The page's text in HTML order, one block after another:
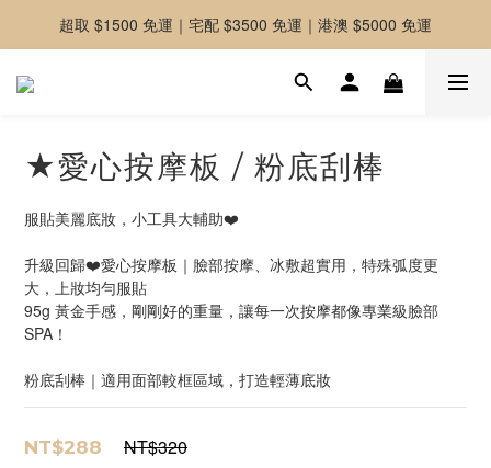
-好友募集中-加入官方LINE好友獲取優惠券
超取 $1500 免運｜宅配 $3500 免運｜港澳 $5000 免運
-好友募集中-加入官方LINE好友獲取優惠券
★愛心按摩板 / 粉底刮棒
服貼美麗底妝，小工具大輔助❤️
升級回歸❤️愛心按摩板｜臉部按摩、冰敷超實用，特殊弧度更
大，上妝均勻服貼
95g 黃金手感，剛剛好的重量，讓每一次按摩都像專業級臉部
SPA！
粉底刮棒｜適用面部較框區域，打造輕薄底妝
NT$320
NT$288